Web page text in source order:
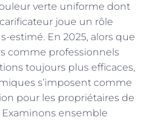
verte uniforme dont
joue un rôle
estimé. En 2025, alors que
comme professionnels
toujours plus efficaces,
s’imposent comme
pour les propriétaires de
Examinons ensemble